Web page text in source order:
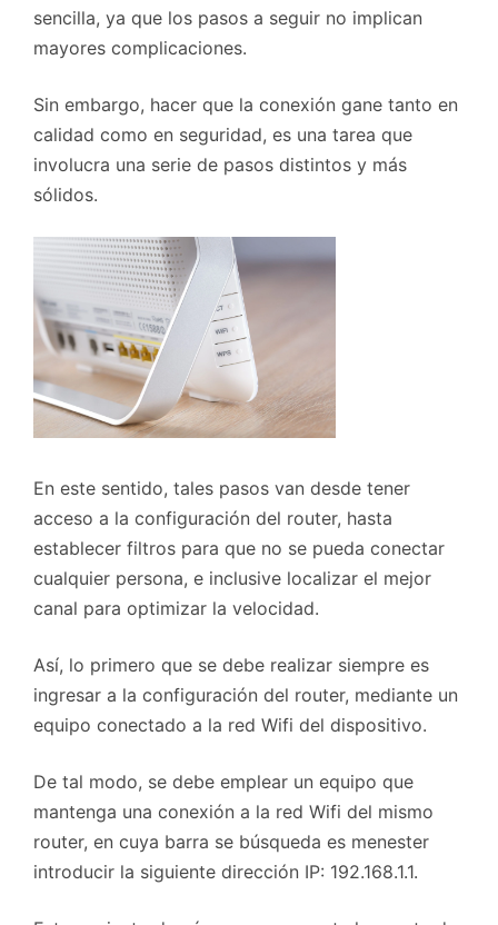
sencilla, ya que los pasos a seguir no implican
mayores complicaciones.
Sin embargo, hacer que la conexión gane tanto en
calidad como en seguridad, es una tarea que
involucra una serie de pasos distintos y más
sólidos.
En este sentido, tales pasos van desde tener
acceso a la configuración del router, hasta
establecer filtros para que no se pueda conectar
cualquier persona, e inclusive localizar el mejor
canal para optimizar la velocidad.
Así, lo primero que se debe realizar siempre es
ingresar a la configuración del router, mediante un
equipo conectado a la red Wifi del dispositivo.
De tal modo, se debe emplear un equipo que
mantenga una conexión a la red Wifi del mismo
router, en cuya barra se búsqueda es menester
introducir la siguiente dirección IP: 192.168.1.1.